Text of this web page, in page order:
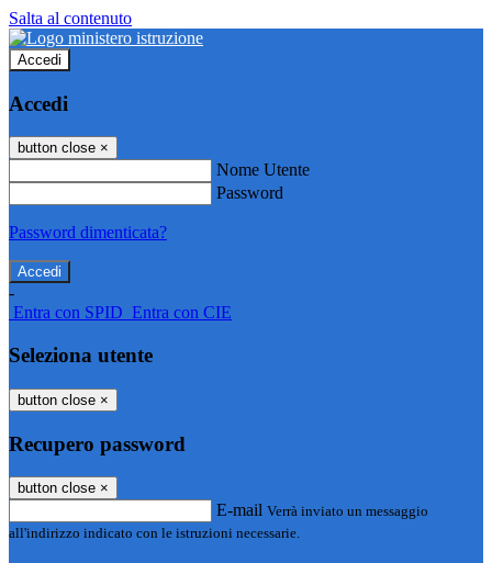
Salta al contenuto
Accedi
Accedi
button close ×
Nome Utente
Password
Password dimenticata?
-
Entra con SPID Entra con CIE
Seleziona utente
button close ×
Recupero password
button close ×
E-mail Verrà inviato un messaggio
all'indirizzo indicato con le istruzioni necessarie.